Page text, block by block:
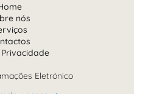
nós
Eletrónico